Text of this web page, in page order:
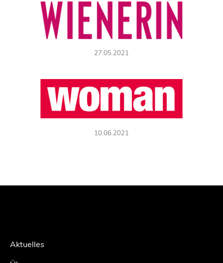
27.05.2021
10.06.2021
Aktuelles